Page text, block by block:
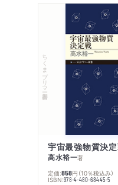
ちくまプリマー新書
宇宙最強物質決
高水裕一著
定価:858円 （10％税込み）
ISBN:978-4-480-68445-5